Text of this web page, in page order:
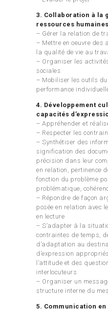
3. Collaboration à la
ressources humaines
– Gérer la relation de
– Mettre en oeuvre des
la qualité de vie au
– Organiser les
sociales
– Mobiliser les outils
performance
4. Développement
capacités
– Appréhender et
– Respecter les
– Synthétiser des
signification des
précision dans leur
en relation, pertinence
fonction du problème
problématique,
– Répondre de façon
posée en relation avec
en lecture
– S’adapter à la
contraintes de temps,
d’adaptation au
d’expression
l’attitude et des
interlocuteurs
– Organiser un
structure interne du
5. Communication